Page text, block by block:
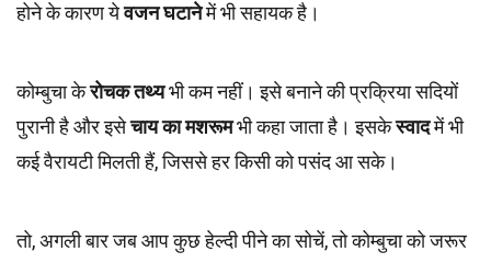
होने के कारण येवजन घटानेमें भी सहायक है।
कोम्बुचा केरोचक तथ्यभी कम नहीं। इसे बनाने की प्रक्रिया सदियों
पुरानी है और इसेचाय का मशरूमभी कहा जाता है। इसकेस्वादमें भी
कई वैरायटी मिलती हैं, जिससे हर किसी को पसंद आ सके।
तो, अगली बार जब आप कुछ हेल्दी पीने का सोचें, तो कोम्बुचा को जरूर